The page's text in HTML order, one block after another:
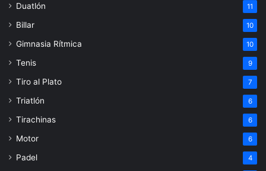
Duatlón 11
Billar 10
Gimnasia Rítmica 10
Tenis 9
Tiro al Plato 7
Triatlón 6
Tirachinas 6
Motor 6
Padel 4